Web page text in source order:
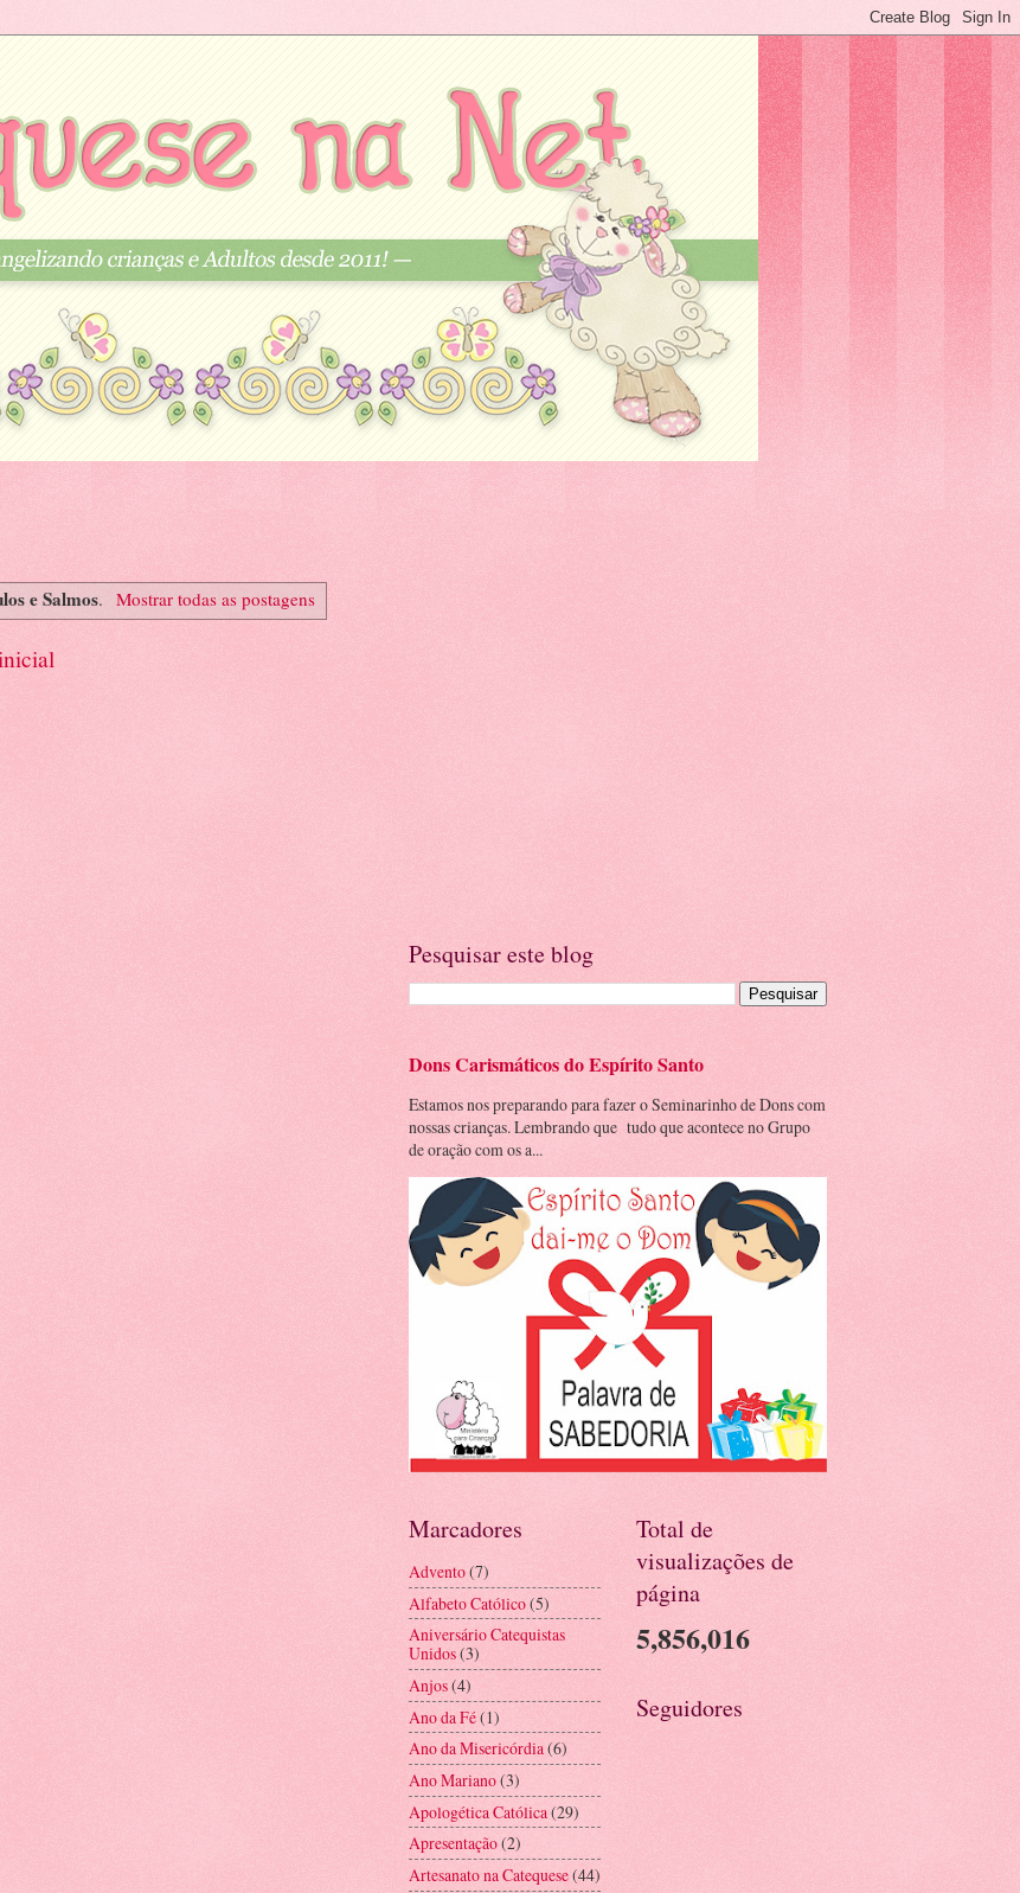
e Salmos. Mostrar todas as postagens
Pesquisar este blog
Dons Carismáticos do Espírito Santo
Estamos nos preparando para fazer o Seminarinho de Dons com
nossas crianças. Lembrando que tudo que acontece no Grupo
de oração com os a...
Marcadores
Advento(7)
Alfabeto Católico(5)
Aniversário Catequistas
Unidos(3)
Anjos(4)
Ano da Fé(1)
Ano da Misericórdia(6)
Ano Mariano(3)
Apologética Católica(29)
Apresentação(2)
Artesanato na Catequese(44)
Total de
visualizações de
página
5,856,016
Seguidores